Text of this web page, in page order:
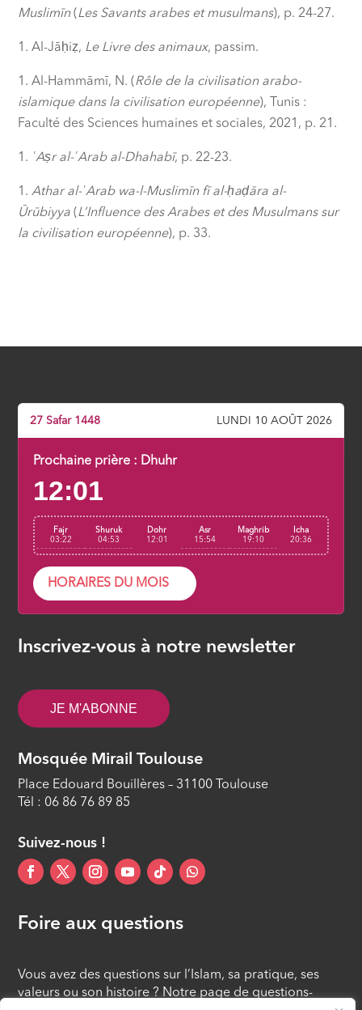
Muslimīn(Les Savants arabes et musulmans), p. 24-27.
Al-Jāḥiẓ, Le Livre des animaux, passim.
Al-Hammāmī, N. (Rôle de la civilisation arabo-
islamique dans la civilisation européenne), Tunis :
Faculté des Sciences humaines et sociales, 2021, p. 21.
ʿAṣr al-ʿArab al-Dhahabī, p. 22-23.
Athar al-ʿArab wa-l-Muslimīn fī al-ḥaḍāra al-
Ūrūbiyya (L’Influence des Arabes et des Musulmans sur
la civilisation européenne), p. 33.
27 Safar 1448 LUNDI 10 AOÛT 2026
Prochaine prière : Dhuhr
12:01
Fajr
03:22
Shuruk
04:53
Dohr
12:01
Asr
15:54
Maghrib
19:10
Icha
20:36
HORAIRES DU MOIS
Inscrivez-vous à notre newsletter
JE M'ABONNE
Mosquée Mirail Toulouse
Place Edouard Bouillères – 31100 Toulouse
Tél : 06 86 76 89 85
Suivez-nous !
Foire aux questions
Vous avez des questions sur l’Islam, sa pratique, ses
valeurs ou son histoire ? Notre page de questions-